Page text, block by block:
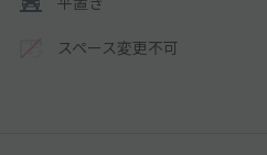
スペース変更不可